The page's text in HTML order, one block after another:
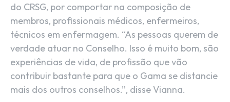
do CRSG, por comportar na composição de
membros, profissionais médicos, enfermeiros,
técnicos em enfermagem. “As pessoas querem de
verdade atuar no Conselho. Isso é muito bom, são
experiências de vida, de profissão que vão
contribuir bastante para que o Gama se distancie
mais dos outros conselhos.”, disse Vianna.